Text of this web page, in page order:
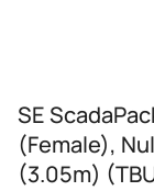
SE
(Female),
(3.05m)